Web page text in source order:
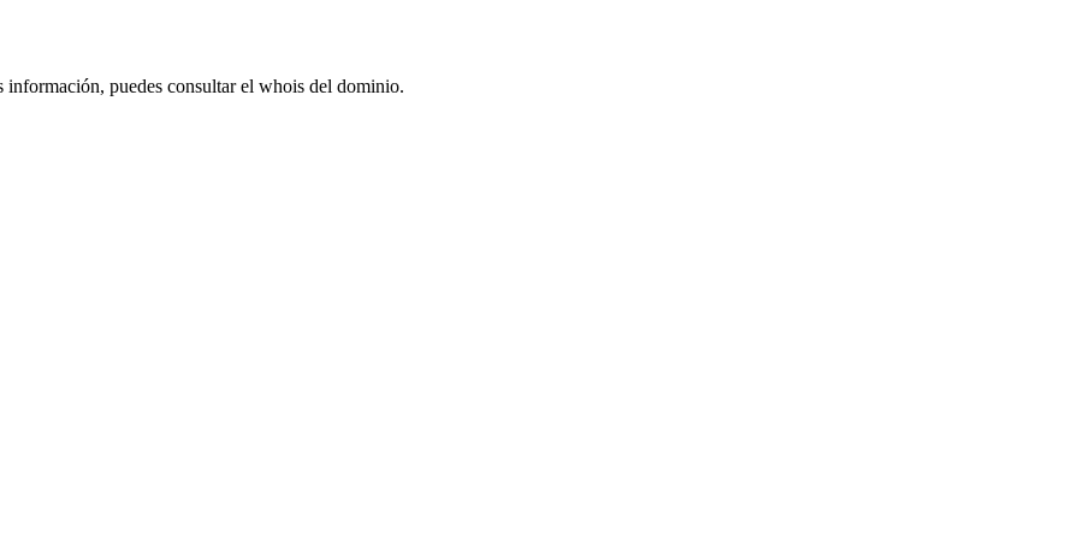
información, puedes consultar el whois del dominio.